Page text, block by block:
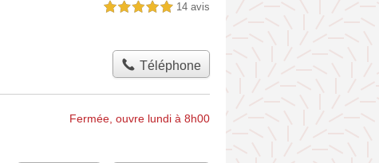
5,0 étoiles sur 5 14 avis
Téléphone
Fermée, ouvre lundi à 8h00